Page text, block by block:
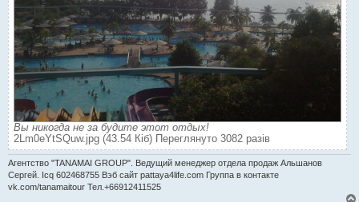
Вы никогда не за будите этот отдых!
2Lm0eYtSQuw.jpg (43.54 Кіб) Переглянуто 3082 разів
Агентство "TANAMAI GROUP". Ведущий менеджер отдела продаж Альшанов
Сергей. Icq 602468755 Вэб сайт pattaya4life.com Группа в контакте
vk.com/tanamaitour Тел.+66912411525